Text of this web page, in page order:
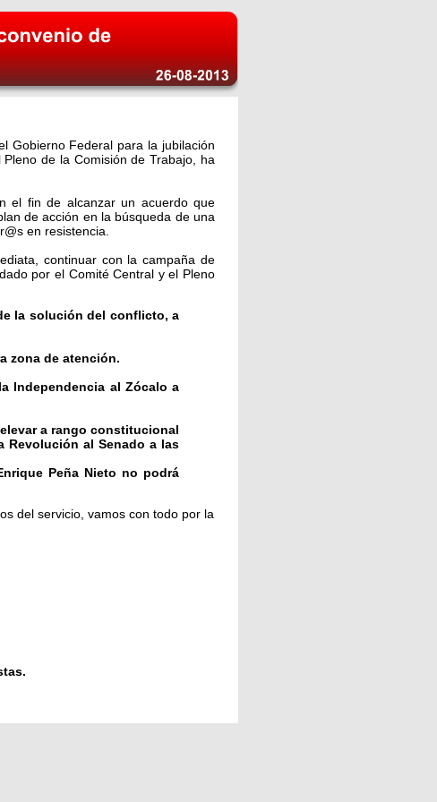
Gobierno Federal para la jubilación
de la Comisión de Trabajo, ha
el fin de alcanzar un acuerdo que
de acción en la búsqueda de una
en resistencia.
continuar con la campaña de
por el Comité Central y el Pleno
la solución del conflicto, a
zona de atención.
Independencia al Zócalo a
a rango constitucional
Revolución al Senado a las
Peña Nieto no podrá
del servicio, vamos con todo por la